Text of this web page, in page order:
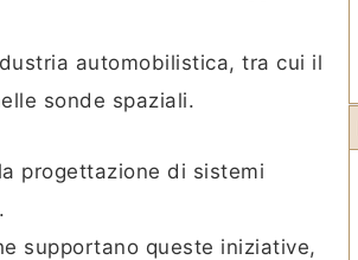
automobilistica, tra cui il
sonde spaziali.
progettazione di sistemi
supportano queste iniziative,